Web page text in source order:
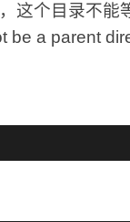
这个目录不能
be a parent